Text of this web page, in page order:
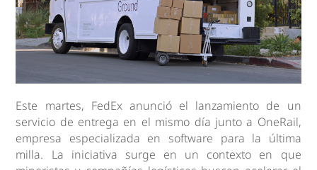
Este martes, FedEx anunció el lanzamiento de un
servicio de entrega en el mismo día junto a OneRail,
empresa especializada en software para la última
milla. La iniciativa surge en un contexto en que